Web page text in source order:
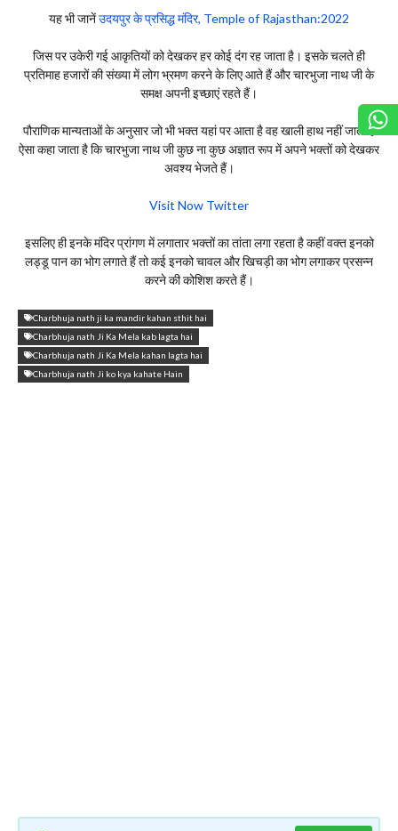
यह भी जानेंउदयपुर के प्रसिद्ध मंदिर, Temple of Rajasthan:2022
जिस पर उकेरी गई आकृतियों को देखकर हर कोई दंग रह जाता है। इसके चलते ही
प्रतिमाह हजारों की संख्या में लोग भ्रमण करने के लिए आते हैं और चारभुजा नाथ जी के
समक्ष अपनी इच्छाएं रहते हैं।
पौराणिक मान्यताओं के अनुसार जो भी भक्त यहां पर आता है वह खाली हाथ नहीं जाता है
ऐसा कहा जाता है कि चारभुजा नाथ जी कुछ ना कुछ अज्ञात रूप में अपने भक्तों को देखकर
अवश्य भेजते हैं।
Visit Now Twitter
इसलिए ही इनके मंदिर प्रांगण में लगातार भक्तों का तांता लगा रहता है कहीं वक्त इनको
लड्डू पान का भोग लगाते हैं तो कई इनको चावल और खिचड़ी का भोग लगाकर प्रसन्न
करने की कोशिश करते हैं।
Charbhuja nath ji ka mandir kahan sthit hai
Charbhuja nath Ji Ka Mela kab lagta hai
Charbhuja nath Ji Ka Mela kahan lagta hai
Charbhuja nath Ji ko kya kahate Hain